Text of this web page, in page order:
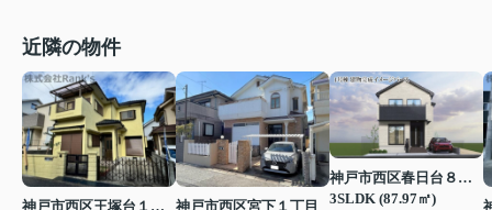
近隣の物件
神戸市西区王塚台１丁目
神戸市西区宮下１丁目
神戸市西区春日台８丁目
3SLDK (87.97㎡)